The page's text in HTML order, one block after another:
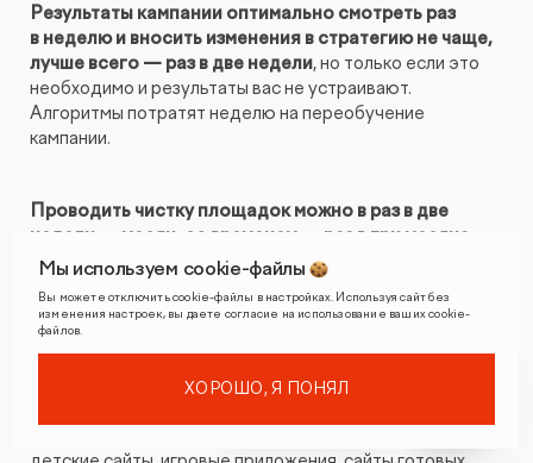
Результаты кампании оптимально смотреть раз
в неделю и вносить изменения в стратегию не чаще,
лучше всего — раз в две недели, но только если это
необходимо и результаты вас не устраивают.
Алгоритмы потратят неделю на переобучение
кампании.
Проводить чистку площадок можно в раз в две
недели — месяц, со временем — раз в три месяца.
Важно для себя понять, какое количество кликов вам
нужно минимально получить с площадки, чтобы понять,
эффективна она или нет. Это, как правило, зависит
от CR кампании. Учтите, что площадок много,
и на проверку каждой может уйти слишком много
времени/денег. Попробуйте заранее определить для
Мы используем cookie-файлы
Вы можете отключить cookie-файлы в настройках. Используя сайт без
изменения настроек, вы даете согласие на использование ваших cookie-
файлов.
ХОРОШО, Я ПОНЯЛ